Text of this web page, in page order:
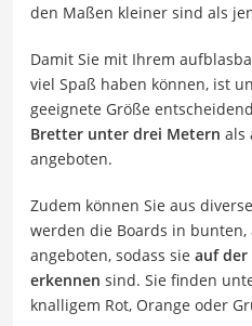
den Maßen kleiner sind als
Damit Sie mit Ihrem
viel Spaß haben können, ist
geeignete Größe
Bretter unter drei Metern als
angeboten.
Zudem können Sie aus
werden die Boards in bunten,
angeboten, sodass sie auf der
erkennen sind. Sie finden
knalligem Rot, Orange oder